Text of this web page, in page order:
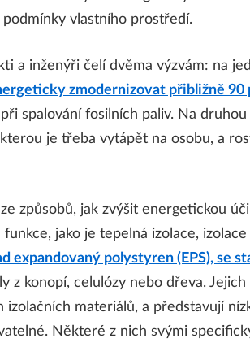
podmínky vlastního prostředí.
a inženýři čelí dvěma výzvám: na
zmodernizovat přibližně
spalování fosilních paliv. Na
je třeba vytápět na osobu, a
způsobů, jak zvýšit energetickou
funkce, jako je tepelná izolace,
expandovaný polystyren (EPS), se
z konopí, celulózy nebo dřeva.
izolačních materiálů, a představují
Některé z nich svými